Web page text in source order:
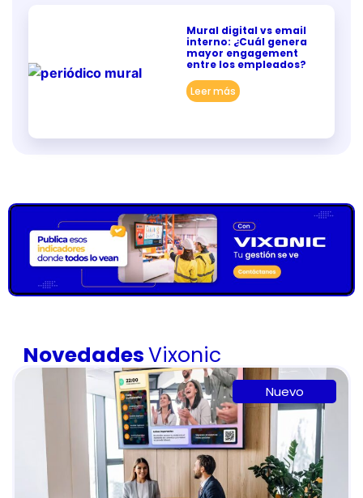
Mural digital vs email
interno: ¿Cuál genera
mayor engagement
entre los empleados?
Leer más
NovedadesVixonic
Nuevo